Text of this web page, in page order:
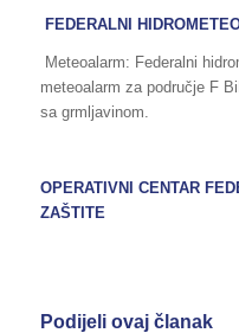
FEDERALNI
Meteoalarm: Federalni
meteoalarm za područje F
sa grmljavinom.
OPERATIVNI CENTAR
ZAŠTITE
Podijeli ovaj članak